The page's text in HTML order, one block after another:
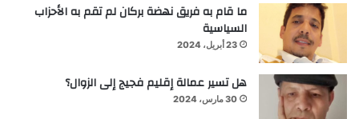
ما قام به فريق نهضة بركان لم تقم به الأحزاب
السياسية
23 أبريل، 2024
هل تسير عمالة إقليم فجيج إلى الزوال؟
30 مارس، 2024